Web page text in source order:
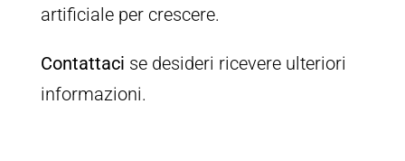
artificiale per crescere.
Contattaci se desideri ricevere ulteriori
informazioni.